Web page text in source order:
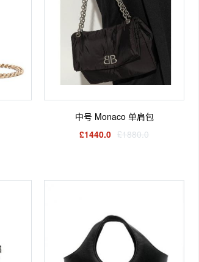
中号 Monaco 单肩包
£1440.0 £1880.0